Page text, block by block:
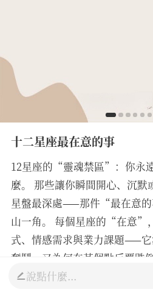
十二星座最在意的事
12星座的“靈魂禁區”：你永
麼。 那些讓你瞬間開心、沉默
星盤最深處——那件“最在意
山一角。 每個星座的“在意”
式、情感需求與業力課題——
奮鬥，又為何在某個點反覆跌
事，到底是什麼？它如何默默